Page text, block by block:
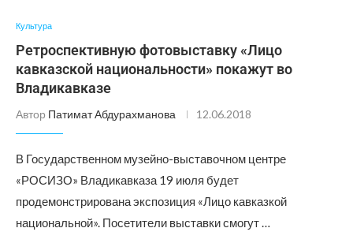
Культура
Ретроспективную фотовыставку «Лицо
кавказской национальности» покажут во
Владикавказе
Автор Патимат Абдурахманова 12.06.2018
В Государственном музейно-выставочном центре
«РОСИЗО» Владикавказа 19 июля будет
продемонстрирована экспозиция «Лицо кавказкой
национальной». Посетители выставки смогут …